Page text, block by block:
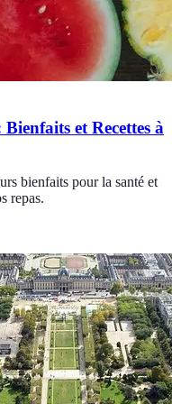
et Recettes à
bienfaits pour la santé et
repas.